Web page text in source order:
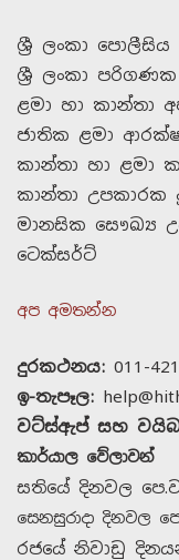
ශ්‍රී ලංකා පොලීසිය
ශ්‍රී ලංකා පරිගණක
ළමා හා කාන්තා
ජාතික ළමා
කාන්තා හා ළමා
කාන්තා උපකාරක
මානසික සෞඛ්‍ය
ටෙක්සර්ට්
අප අමතන්න
දුරකථනය: 011-
ඉ-තැපෑල:
වට්ස්ඇප් සහ
කාර්යාල වේලාවන්
සතියේ දිනවල
සෙනසුරාදා දිනවල
රජයේ නිවාඩු